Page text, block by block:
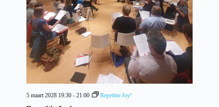
5 maart 2028 19:30 - 21:00 Repetitie Joy!